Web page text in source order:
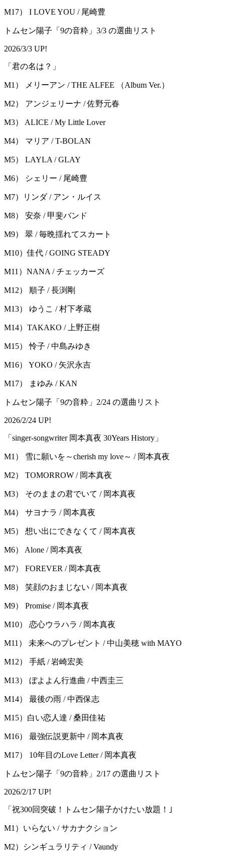
M17） I LOVE YOU / 尾崎豊
トムセン陽子「9の音粋」3/3 の選曲リスト
2026/3/3 UP!
「君の名は？」
M1） メリーアン / THE ALFEE （Album Ver.）
M2） アンジェリーナ / 佐野元春
M3） ALICE / My Little Lover
M4） マリア / T-BOLAN
M5） LAYLA / GLAY
M6） シェリー / 尾崎豊
M7）リンダ / アン・ルイス
M8） 安奈 / 甲斐バンド
M9） 翠 / 毎晩揺れてスカート
M10）佳代 / GOING STEADY
M11）NANA / チェッカーズ
M12） 順子 / 長渕剛
M13） ゆうこ / 村下孝蔵
M14）TAKAKO / 上野正樹
M15） 怜子 / 中島みゆき
M16） YOKO / 矢沢永吉
M17） まゆみ / KAN
トムセン陽子「9の音粋」2/24 の選曲リスト
2026/2/24 UP!
「singer-songwriter 岡本真夜 30Years History」
M1） 雪に願いを～cherish my love～ / 岡本真夜
M2） TOMORROW / 岡本真夜
M3） そのままの君でいて / 岡本真夜
M4） サヨナラ / 岡本真夜
M5） 想い出にできなくて / 岡本真夜
M6） Alone / 岡本真夜
M7） FOREVER / 岡本真夜
M8） 笑顔のおまじない / 岡本真夜
M9） Promise / 岡本真夜
M10） 恋心ウラハラ / 岡本真夜
M11） 未来へのプレゼント / 中山美穂 with MAYO
M12） 手紙 / 岩崎宏美
M13） ぼよよん行進曲 / 中西圭三
M14） 最後の雨 / 中西保志
M15）白い恋人達 / 桑田佳祐
M16） 最強伝説更新中 / 岡本真夜
M17） 10年目のLove Letter / 岡本真夜
トムセン陽子「9の音粋」2/17 の選曲リスト
2026/2/17 UP!
「祝300回突破！トムセン陽子かけたい放題！｣
M1）いらない / サカナクション
M2）シンギュラリティ / Vaundy